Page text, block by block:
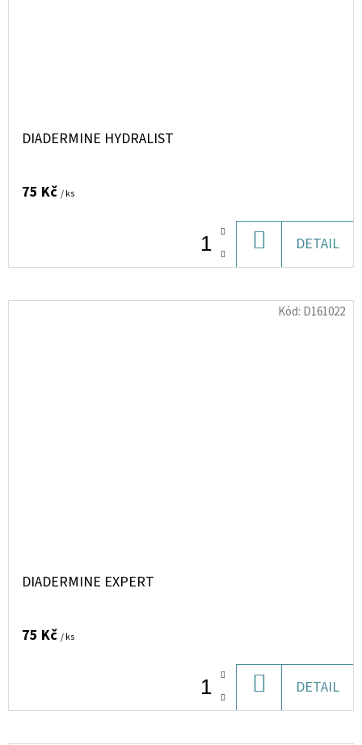
DIADERMINE HYDRALIST
75 Kč / ks
KOŠÍKU
DETAIL
DIADERMINE EXPERT
75 Kč / ks
KOŠÍKU
DETAIL
Kód: D161022